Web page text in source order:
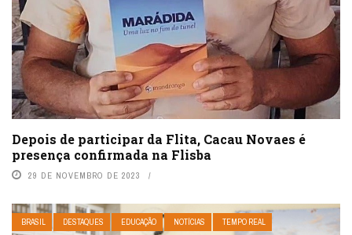
Depois de participar da Flita, Cacau Novaes é
presença confirmada na Flisba
29 DE NOVEMBRO DE 2023
BRASIL DESTAQUES EDUCAÇÃO NOTÍCIAS TEMPO REAL